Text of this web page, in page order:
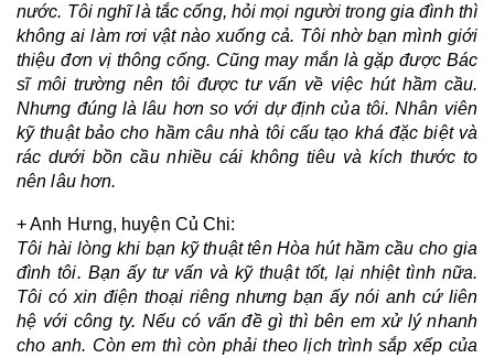
nước. Tôi nghĩ là tắc cống, hỏi mọi người trong gia đình thì
không ai làm rơi vật nào xuống cả. Tôi nhờ bạn mình giới
thiệu đơn vị thông cống. Cũng may mắn là gặp được Bác
sĩ môi trường nên tôi được tư vấn về việc hút hầm cầu.
Nhưng đúng là lâu hơn so với dự định của tôi. Nhân viên
kỹ thuật bảo cho hầm câu nhà tôi cấu tạo khá đặc biệt và
rác dưới bồn cầu nhiều cái không tiêu và kích thước to
nên lâu hơn.
+ Anh Hưng, huyện Củ Chi:
Tôi hài lòng khi bạn kỹ thuật tên Hòa hút hầm cầu cho gia
đình tôi. Bạn ấy tư vấn và kỹ thuật tốt, lại nhiệt tình nữa.
Tôi có xin điện thoại riêng nhưng bạn ấy nói anh cứ liên
hệ với công ty. Nếu có vấn đề gì thì bên em xử lý nhanh
cho anh. Còn em thì còn phải theo lịch trình sắp xếp của